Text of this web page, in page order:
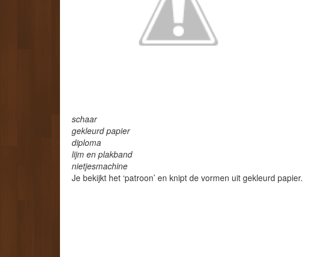
schaar
gekleurd papier
diploma
lijm en plakband
nietjesmachine
Je bekijkt het ‘patroon’ en knipt de vormen uit gekleurd papier.